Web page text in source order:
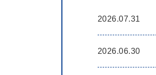
2026.07.31
2026.06.30